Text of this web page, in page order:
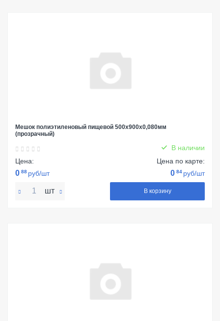
Мешок полиэтиленовый пищевой 500х900х0,080мм
(прозрачный)
В наличии
Цена:
0 88 руб/шт
Цена по карте:
0 84 руб/шт
шт В корзину